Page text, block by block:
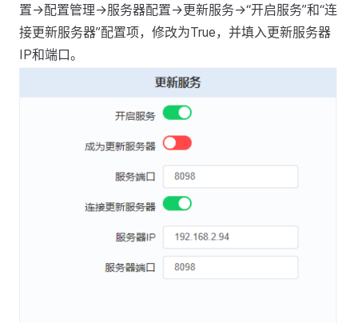
置->配置管理->服务器配置->更新服务->“开启服务”和“连
接更新服务器”配置项，修改为True，并填入更新服务器
IP和端口。